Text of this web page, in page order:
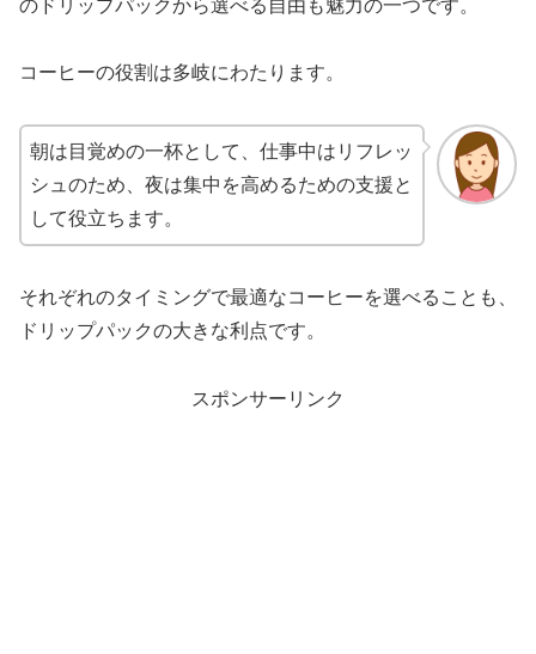
のドリップパックから選べる自由も魅力の一つです。
コーヒーの役割は多岐にわたります。
朝は目覚めの一杯として、仕事中はリフレッ
シュのため、夜は集中を高めるための支援と
して役立ちます。
それぞれのタイミングで最適なコーヒーを選べることも、
ドリップパックの大きな利点です。
スポンサーリンク